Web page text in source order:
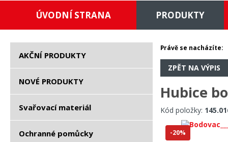
ÚVODNÍ STRANA PRODUKTY
AKČNÍ PRODUKTY
NOVÉ PRODUKTY
Svařovací materiál
Ochranné pomůcky
Právě se nacházíte:
ZPĚT NA VÝPIS
Hubice
Kód položky:
-20%